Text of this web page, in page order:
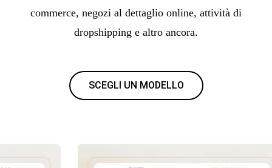
commerce, negozi al dettaglio online, attività di
dropshipping e altro ancora.
SCEGLI UN MODELLO